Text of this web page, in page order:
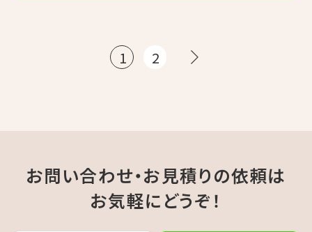
1 2
お問い合わせ・お見積りの依頼は
お気軽にどうぞ！